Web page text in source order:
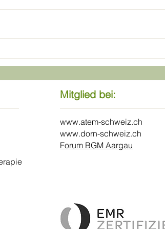
UND GRENZEN
Mitglied bei:
www.atem-schweiz.ch
www.dorn-schweiz.ch
Forum BGM Aargau